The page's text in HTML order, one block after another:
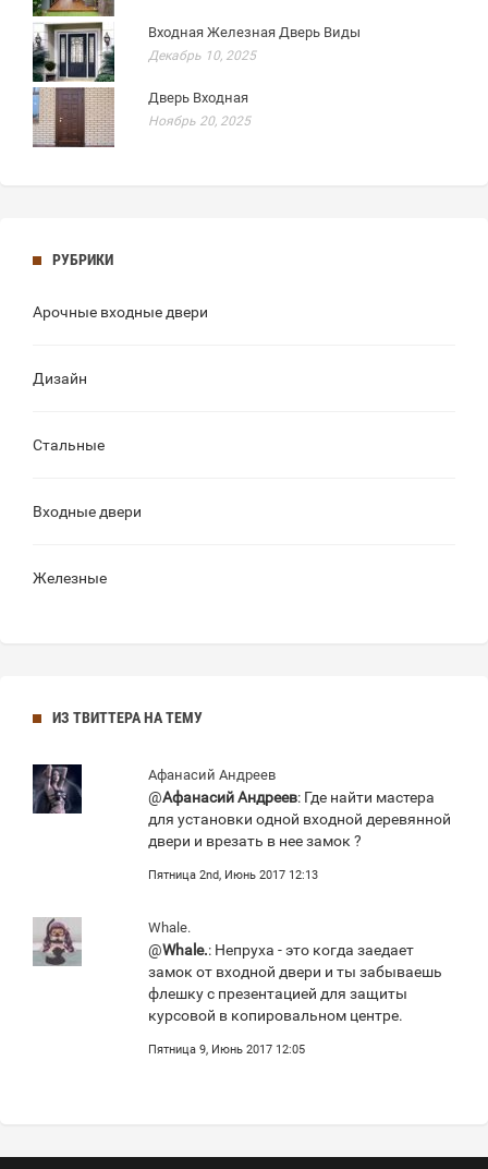
Входная Железная Дверь Виды
Декабрь 10, 2025
Дверь Входная
Ноябрь 20, 2025
РУБРИКИ
Арочные входные двери
Дизайн
Стальные
Входные двери
Железные
ИЗ ТВИТТЕРА НА ТЕМУ
Афанасий Андреев
@Афанасий Андреев: Где найти мастера
для установки одной входной деревянной
двери и врезать в нее замок ?
Пятница 2nd, Июнь 2017 12:13
Whale.
@Whale.: Непруха - это когда заедает
замок от входной двери и ты забываешь
флешку с презентацией для защиты
курсовой в копировальном центре.
Пятница 9, Июнь 2017 12:05